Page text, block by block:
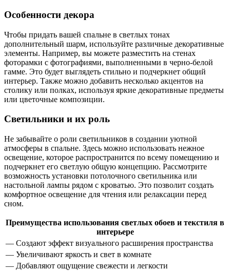
Особенности декора
Чтобы придать вашей спальне в светлых тонах
дополнительный шарм, используйте различные декоративные
элементы. Например, вы можете разместить на стенах
фоторамки с фотографиями, выполненными в черно-белой
гамме. Это будет выглядеть стильно и подчеркнет общий
интерьер. Также можно добавить несколько акцентов на
столику или полках, используя яркие декоративные предметы
или цветочные композиции.
Светильники и их роль
Не забывайте о роли светильников в создании уютной
атмосферы в спальне. Здесь можно использовать нежное
освещение, которое распространится по всему помещению и
подчеркнет его светлую общую концепцию. Рассмотрите
возможность установки потолочного светильника или
настольной лампы рядом с кроватью. Это позволит создать
комфортное освещение для чтения или релаксации перед
сном.
Преимущества использования светлых обоев и текстиля в
интерьере
— Создают эффект визуального расширения пространства
— Увеличивают яркость и свет в комнате
— Добавляют ощущение свежести и легкости